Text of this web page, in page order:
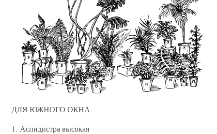
ДЛЯ ЮЖНОГО ОКНА
1. Аспидистра высокая